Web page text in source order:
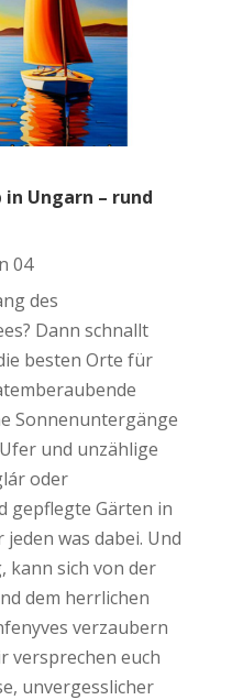
Ungarn – rund
04
des
Dann schnallt
besten Orte für
Sonnenuntergänge
und unzählige
oder
gepflegte Gärten in
was dabei. Und
kann sich von der
dem herrlichen
verzaubern
versprechen euch
unvergesslicher